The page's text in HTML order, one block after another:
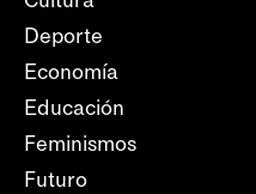
Deporte
Economía
Educación
Feminismos
Futuro